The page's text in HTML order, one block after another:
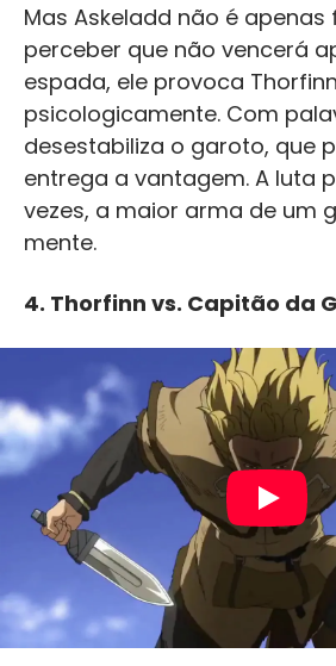
Mas Askeladd não é
perceber que não vencerá
espada, ele provoca Thorfinn
psicologicamente. Com
desestabiliza o garoto, que
entrega a vantagem. A luta
vezes, a maior arma de um
mente.
Thorfinn vs. Capitão da